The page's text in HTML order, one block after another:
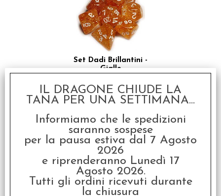
Set Dadi Brillantini -
Giallo
€ 9,50
IL DRAGONE CHIUDE LA
TANA PER UNA SETTIMANA...
Informiamo che le spedizioni
saranno sospese
per la pausa estiva dal 7 Agosto
2026
e riprenderanno Lunedì 17
Agosto 2026.
Tutti gli ordini ricevuti durante
la chiusura